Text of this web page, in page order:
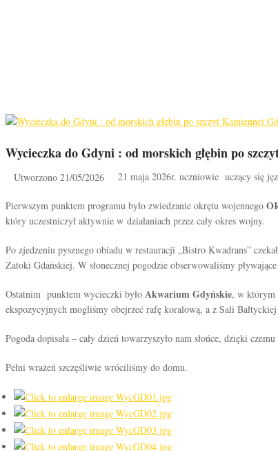
Wycieczka do Gdyni : od morskich głębin po
Utworzono 21/05/2026 21 maja 2026r. uczniowie uczący się
Pierwszym punktem programu było zwiedzanie okrętu wojennego
który uczestniczył aktywnie w działaniach przez cały okres wojny.
Po zjedzeniu pysznego obiadu w restauracji „Bistro Kwadrans”
Zatoki Gdańskiej. W słonecznej pogodzie obserwowaliśmy
Ostatnim punktem wycieczki było Akwarium Gdyńskie, w którym
ekspozycyjnych mogliśmy obejrzeć rafę koralową, a z Sali
Pogoda dopisała – cały dzień towarzyszyło nam słońce, dzięki
Pełni wrażeń szczęśliwie wróciliśmy do domu.